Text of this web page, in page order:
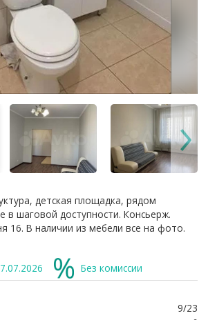
детская площадка, рядом
в шаговой доступности. Консьерж.
16. В наличии из мебели все на фото.
Без комиссии
9/23